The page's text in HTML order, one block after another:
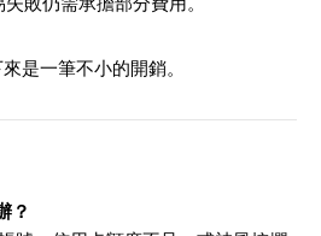
是一筆不小的開銷。
？